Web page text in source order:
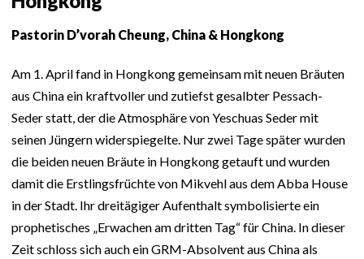
Pastorin D’vorah Cheung, China & Hongkong
Am 1. April fand in Hongkong gemeinsam mit neuen Bräuten
aus China ein kraftvoller und zutiefst gesalbter Pessach-
Seder statt, der die Atmosphäre von Yeschuas Seder mit
seinen Jüngern widerspiegelte. Nur zwei Tage später wurden
die beiden neuen Bräute in Hongkong getauft und wurden
damit die Erstlingsfrüchte von Mikvehl aus dem Abba House
in der Stadt. Ihr dreitägiger Aufenthalt symbolisierte ein
prophetisches „Erwachen am dritten Tag“ für China. In dieser
Zeit schloss sich auch ein GRM-Absolvent aus China als